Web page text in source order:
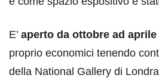
E’ aperto da ottobre ad aprile
proprio economici tenendo
della National Gallery di